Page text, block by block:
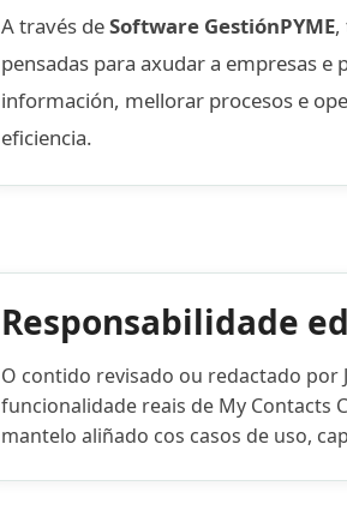
A través deSoftware GestiónPYME,
pensadas para axudar a empresas
información, mellorar procesos e
eficiencia.
Responsabilidade
O contido revisado ou redactado por
funcionalidade reais de My Contacts
mantelo aliñado cos casos de uso,